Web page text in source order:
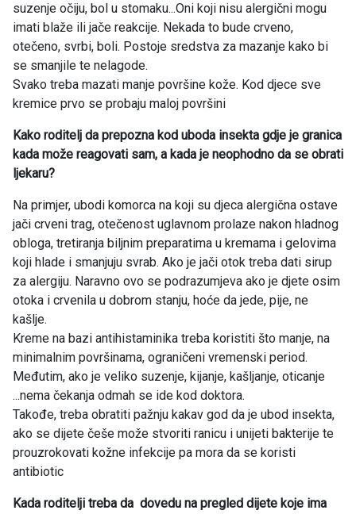
suzenje očiju, bol u stomaku...Oni koji nisu alergični mogu
imati blaže ili jače reakcije. Nekada to bude crveno,
otečeno, svrbi, boli. Postoje sredstva za mazanje kako bi
se smanjile te nelagode.
Svako treba mazati manje površine kože. Kod djece sve
kremice prvo se probaju maloj površini
Kako roditelj da prepozna kod uboda insekta gdje je granica
kada može reagovati sam, a kada je neophodno da se obrati
ljekaru?
Na primjer, ubodi komorca na koji su djeca alergična ostave
jači crveni trag, otečenost uglavnom prolaze nakon hladnog
obloga, tretiranja biljnim preparatima u kremama i gelovima
koji hlade i smanjuju svrab. Ako je jači otok treba dati sirup
za alergiju. Naravno ovo se podrazumjeva ako je djete osim
otoka i crvenila u dobrom stanju, hoće da jede, pije, ne
kašlje.
Kreme na bazi antihistaminika treba koristiti što manje, na
minimalnim površinama, ograničeni vremenski period.
Međutim, ako je veliko suzenje, kijanje, kašljanje, oticanje
...nema čekanja odmah se ide kod doktora.
Takođe, treba obratiti pažnju kakav god da je ubod insekta,
ako se dijete češe može stvoriti ranicu i unijeti bakterije te
prouzrokovati kožne infekcije pa mora da se koristi
antibiotic
Kada roditelji treba da dovedu na pregled dijete koje ima